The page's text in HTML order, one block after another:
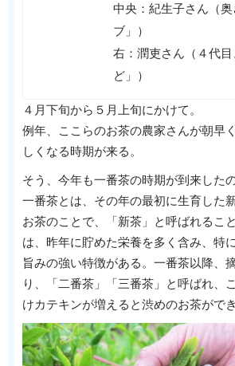
中央：紀生子さん（
ブ」）
右：潤吏さん（４代
ど」）
４月下旬から５月上旬にかけて。
例年、ここらのお茶の農家さんが朝早
しくなる時期が来る。
そう、今年も一番茶の時期が到来したの
一番茶とは、その年の最初に生育した
お茶のことで、「新茶」と呼ばれるこ
は、昨年に貯めた栄養を多く含み、特
旨みの強い特徴がある。一番茶以降、
り、「二番茶」「三番茶」と呼ばれ、
けカテキンが増えると渋めのお茶ができ